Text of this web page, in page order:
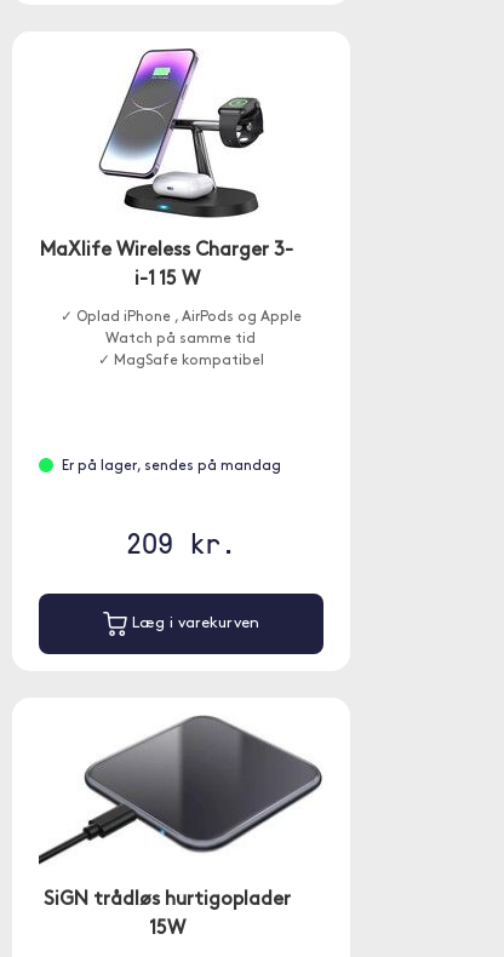
MaXlife Wireless Charger 3-
i-1 15 W
✓ Oplad iPhone , AirPods og Apple
Watch på samme tid
✓ MagSafe kompatibel
Er på lager, sendes på mandag
209 kr.
Læg i varekurven
SiGN trådløs hurtigoplader
15W